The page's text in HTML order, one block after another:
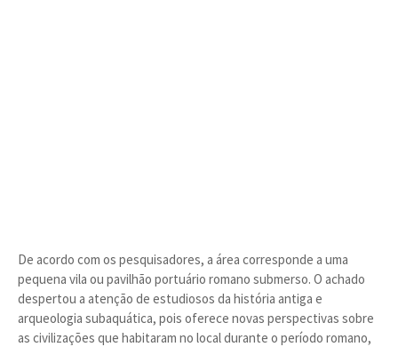
De acordo com os pesquisadores, a área corresponde a uma
pequena vila ou pavilhão portuário romano submerso. O achado
despertou a atenção de estudiosos da história antiga e
arqueologia subaquática, pois oferece novas perspectivas sobre
as civilizações que habitaram no local durante o período romano,